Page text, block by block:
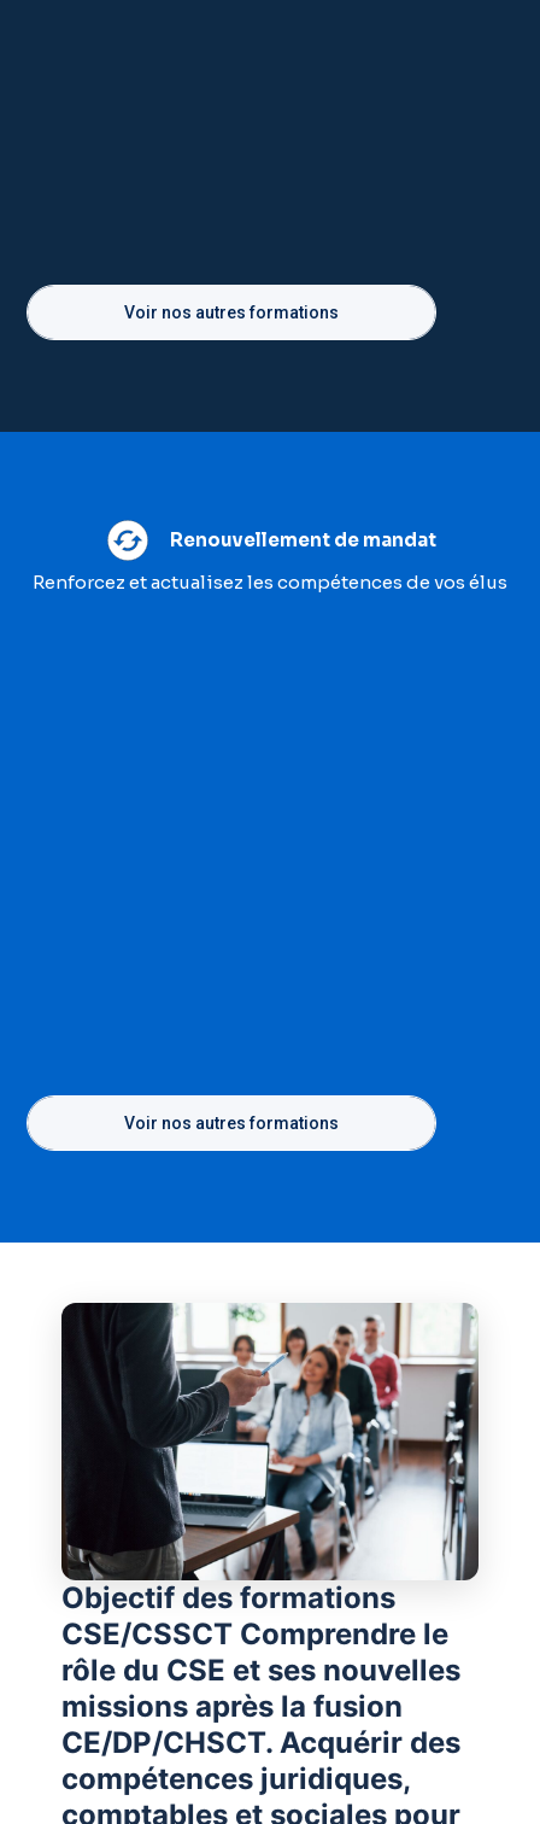
Voir nos autres formations
Renouvellement de mandat
Renforcez et actualisez les compétences de vos élus
Voir nos autres formations
Objectif des formations
CSE/CSSCT Comprendre le
rôle du CSE et ses nouvelles
missions après la fusion
CE/DP/CHSCT. Acquérir des
compétences juridiques,
comptables et sociales pour